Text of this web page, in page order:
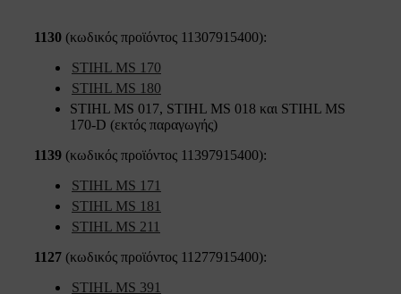
1130 (κωδικός προϊόντος 11307915400):
STIHL MS 170
STIHL MS 180
STIHL MS 017, STIHL MS 018 και STIHL MS
170-D (εκτός παραγωγής)
1139 (κωδικός προϊόντος 11397915400):
STIHL MS 171
STIHL MS 181
STIHL MS 211
1127 (κωδικός προϊόντος 11277915400):
STIHL MS 391